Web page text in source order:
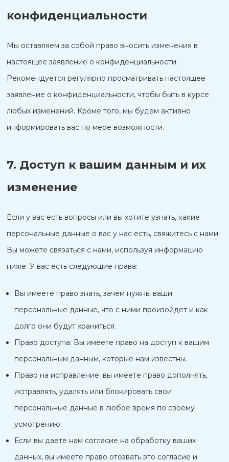
конфиденциальности
Мы оставляем за собой право вносить изменения в
настоящее заявление о конфиденциальности.
Рекомендуется регулярно просматривать настоящее
заявление о конфиденциальности, чтобы быть в курсе
любых изменений. Кроме того, мы будем активно
информировать вас по мере возможности.
7. Доступ к вашим данным и их
изменение
Если у вас есть вопросы или вы хотите узнать, какие
персональные данные о вас у нас есть, свяжитесь с нами.
Вы можете связаться с нами, используя информацию
ниже. У вас есть следующие права:
Вы имеете право знать, зачем нужны ваши
персональные данные, что с ними произойдет и как
долго они будут храниться.
Право доступа: Вы имеете право на доступ к вашим
персональным данным, которые нам известны.
Право на исправление: вы имеете право дополнять,
исправлять, удалять или блокировать свои
персональные данные в любое время по своему
усмотрению.
Если вы даете нам согласие на обработку ваших
данных, вы имеете право отозвать это согласие и